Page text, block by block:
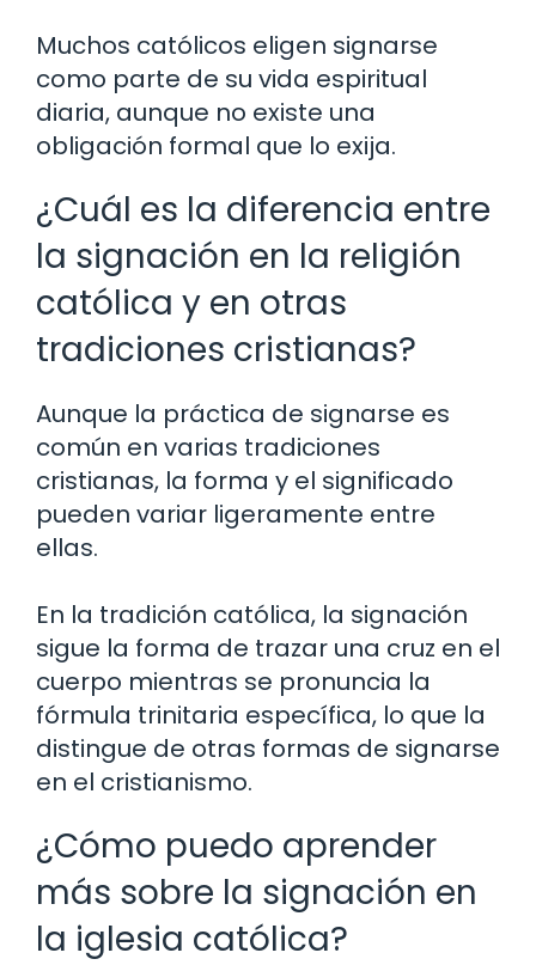
Muchos católicos eligen signarse
como parte de su vida espiritual
diaria, aunque no existe una
obligación formal que lo exija.
¿Cuál es la diferencia entre
la signación en la religión
católica y en otras
tradiciones cristianas?
Aunque la práctica de signarse es
común en varias tradiciones
cristianas, la forma y el significado
pueden variar ligeramente entre
ellas.
En la tradición católica, la signación
sigue la forma de trazar una cruz en el
cuerpo mientras se pronuncia la
fórmula trinitaria específica, lo que la
distingue de otras formas de signarse
en el cristianismo.
¿Cómo puedo aprender
más sobre la signación en
la iglesia católica?